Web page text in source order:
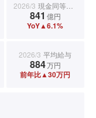
2026/3 現金同等物期末残高
841 億円
YoY▲6.1%
2026/3 平均給与
884万円
前年比▲30万円